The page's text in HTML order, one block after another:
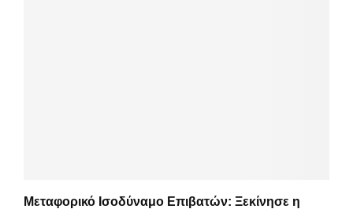
Μεταφορικό Ισοδύναμο Επιβατών: Ξεκίνησε η